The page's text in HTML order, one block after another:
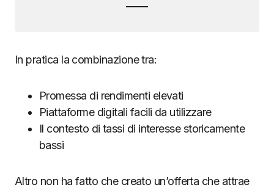
In pratica la combinazione tra:
Promessa di rendimenti elevati
Piattaforme digitali facili da utilizzare
Il contesto di tassi di interesse storicamente
bassi
Altro non ha fatto che creato un’offerta che attrae